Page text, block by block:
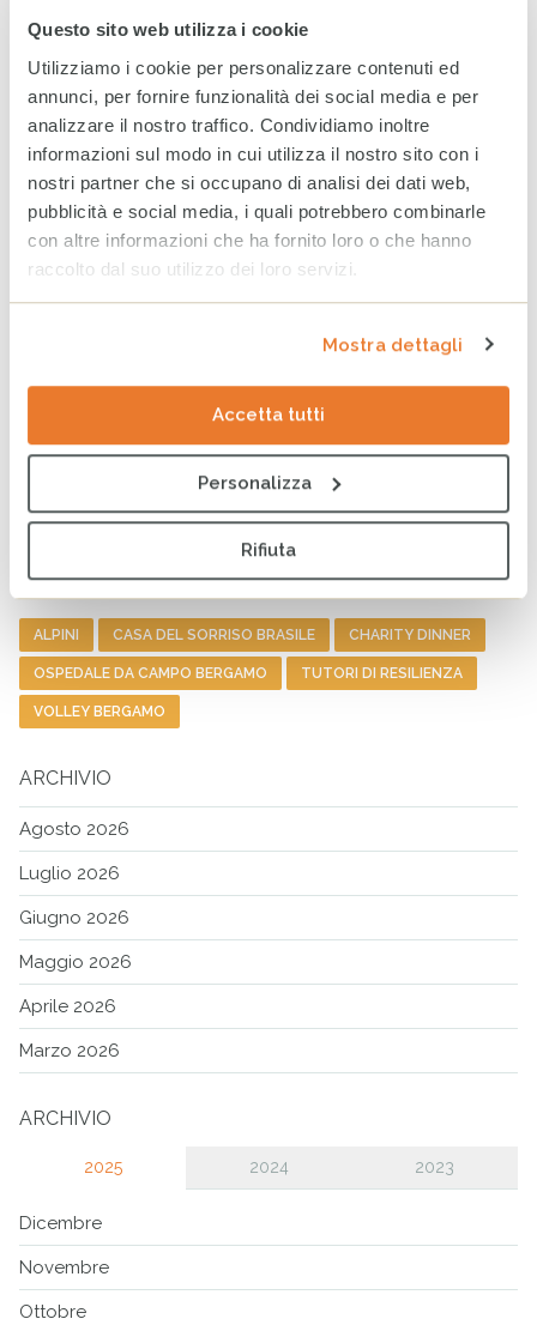
Questo sito web utilizza i cookie
Utilizziamo i cookie per personalizzare contenuti ed
annunci, per fornire funzionalità dei social media e per
analizzare il nostro traffico. Condividiamo inoltre
informazioni sul modo in cui utilizza il nostro sito con i
nostri partner che si occupano di analisi dei dati web,
pubblicità e social media, i quali potrebbero combinarle
con altre informazioni che ha fornito loro o che hanno
raccolto dal suo utilizzo dei loro servizi.
Mostra dettagli
Accetta tutti
Personalizza
Rifiuta
Le scuole della città hanno consegnato ai candidati
sindaco le proposte per migliorare l’inclusione nel
quartiere di Boccaleone.
CERCA
Cerca
ALPINI CASA DEL SORRISO BRASILE CHARITY DINNER
OSPEDALE DA CAMPO BERGAMO TUTORI DI RESILIENZA
VOLLEY BERGAMO
ARCHIVIO
Agosto 2026
Luglio 2026
Giugno 2026
Maggio 2026
Aprile 2026
Marzo 2026
ARCHIVIO
2025 2024 2023
Dicembre
Novembre
Ottobre